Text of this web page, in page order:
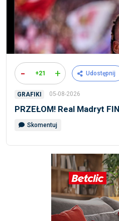
- +21 + Udostępnij
GRAFIKI 05-08-2026
PRZEŁOM! Real Madryt
Skomentuj